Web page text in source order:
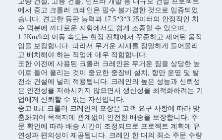
에서 중고 크롤러 크레인은 필수 불가결한 것으로 입증되었
습니다. 견고한 등판 능력과 17.5*3*3.25미터의 안정적인 치
수 덕분에 까다로운 지형에서도 쉽게 조종할 수 있으며,
1.2Km/h의 이동 속도는 현장 전체에서 꾸준하고 제어된 움직
임을 보장합니다. 따라서 무거운 자재를 정밀하게 들어올리
고 배치해야 하는 작업에 매우 적합합니다.
또한 이전에 사용된 크롤러 크레인은 무거운 짐을 상당한 높
이로 들어 올리는 것이 중요한 중장비 설치, 항만 운영 및 발
전소 건설에 널리 적용됩니다. 크레인의 높은 성능과 신뢰성
은 안전성을 저하시키지 않으면서 생산성을 최적화하려는 기
업에게 신뢰할 수 있는 자산입니다.
중고 85T 크롤러 크레인의 포장은 고객 요구 사항에 따라 맞
춤화되어 목적지에 관계없이 안전한 배송을 보장합니다. 주
문 확인에 따라 배송 시간이 조정되므로 프로젝트 계획에 유
연성과 편의성이 제공됩니다. 크레인 한 대의 최소 주문 수량